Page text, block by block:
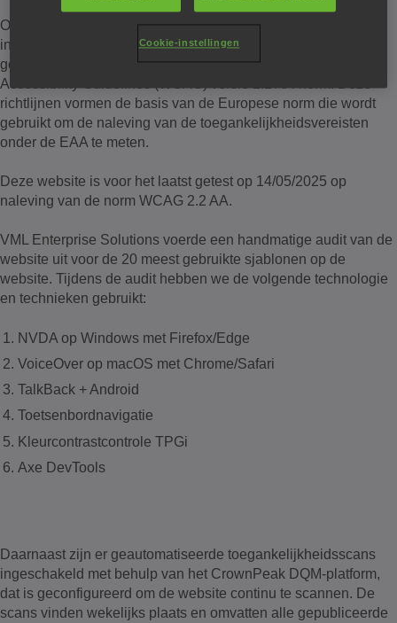
Onze website is geïmplementeerd met behulp van standaard
internettechnologieën, zoals HTML, CSS en JavaScript en is
getoetst aan de internationaal erkende Web Content
Accessibility Guidelines (WCAG) versie 2.2 AA-norm. Deze
richtlijnen vormen de basis van de Europese norm die wordt
gebruikt om de naleving van de toegankelijkheidsvereisten
onder de EAA te meten.
Deze website is voor het laatst getest op 14/05/2025 op
naleving van de norm WCAG 2.2 AA.
VML Enterprise Solutions voerde een handmatige audit van de
website uit voor de 20 meest gebruikte sjablonen op de
website. Tijdens de audit hebben we de volgende technologie
en technieken gebruikt:
NVDA op Windows met Firefox/Edge
VoiceOver op macOS met Chrome/Safari
TalkBack + Android
Toetsenbordnavigatie
Kleurcontrastcontrole TPGi
Axe DevTools
Daarnaast zijn er geautomatiseerde toegankelijkheidsscans
ingeschakeld met behulp van het CrownPeak DQM-platform,
dat is geconfigureerd om de website continu te scannen. De
scans vinden wekelijks plaats en omvatten alle gepubliceerde
Cookie-instellingen